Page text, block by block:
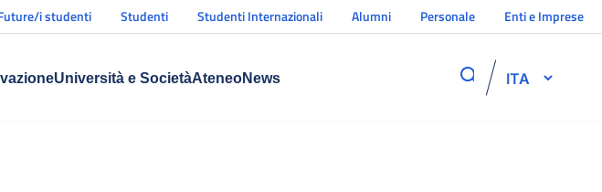
i studenti Studenti Studenti Internazionali Alumni Personale Enti e Imprese
Università e SocietàAteneoNews ITA